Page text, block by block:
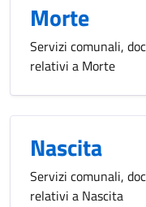
Morte
Servizi comunali,
relativi a Morte
Nascita
Servizi comunali,
relativi a Nascita